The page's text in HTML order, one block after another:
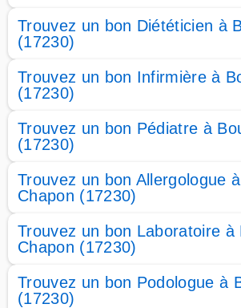
Trouvez un bon Diététicien à
(17230)
Trouvez un bon Infirmière à
(17230)
Trouvez un bon Pédiatre à
(17230)
Trouvez un bon Allergologue
Chapon (17230)
Trouvez un bon Laboratoire à
Chapon (17230)
Trouvez un bon Podologue à
(17230)